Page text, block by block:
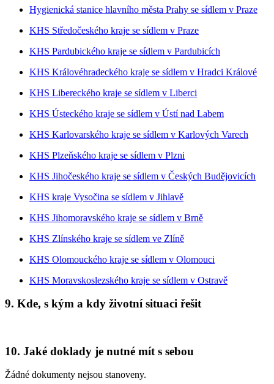
Hygienická stanice hlavního města Prahy se sídlem v Praze
KHS Středočeského kraje se sídlem v Praze
KHS Pardubického kraje se sídlem v Pardubicích
KHS Královéhradeckého kraje se sídlem v Hradci Králové
KHS Libereckého kraje se sídlem v Liberci
KHS Ústeckého kraje se sídlem v Ústí nad Labem
KHS Karlovarského kraje se sídlem v Karlových Varech
KHS Plzeňského kraje se sídlem v Plzni
KHS Jihočeského kraje se sídlem v Českých Budějovicích
KHS kraje Vysočina se sídlem v Jihlavě
KHS Jihomoravského kraje se sídlem v Brně
KHS Zlínského kraje se sídlem ve Zlíně
KHS Olomouckého kraje se sídlem v Olomouci
KHS Moravskoslezského kraje se sídlem v Ostravě
9. Kde, s kým a kdy životní situaci řešit
10. Jaké doklady je nutné mít s sebou
Žádné dokumenty nejsou stanoveny.